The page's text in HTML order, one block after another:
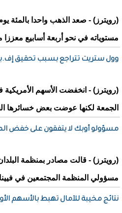
(رويترز) - صعد الذهب واحدا بالمئة
مستوياته في نحو أربعة أسابيع معززا
وول ستريت تتراجع بسبب تحقيق
(رويترز) - انخفضت الأسهم الأمريكية
الجمعة لكنها عوضت بعض خسائرها
مسؤولو أوبك لا يتفقون على خفض
(رويترز) - قالت مصادر بمنظمة
مسؤولي المنظمة المجتمعين في فيينا
نتائج مخيبة للآمال تهبط بالأسهم